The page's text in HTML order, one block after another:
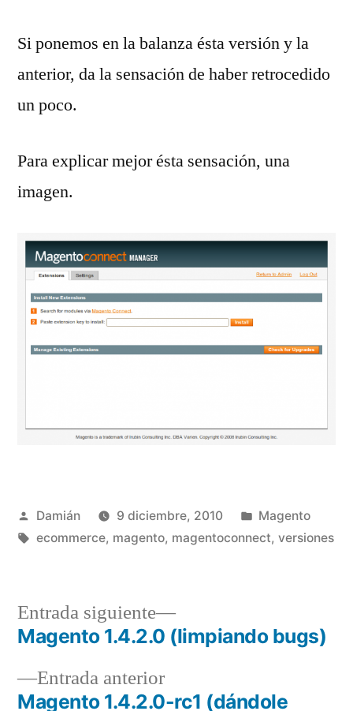
Si ponemos en la balanza ésta versión y la
anterior, da la sensación de haber retrocedido
un poco.
Para explicar mejor ésta sensación, una
imagen.
Publicado
por
Damián 9 diciembre, 2010
Publicado
en
Magento
Etiquetas:
ecommerce, magento, magentoconnect, versiones
Navegación
deEntrada anteriorEntrada
anterior:
Magento 1.4.2.0-rc1 (dándole
Entrada siguiente
Entrada
siguiente:
Magento 1.4.2.0 (limpiando bugs)